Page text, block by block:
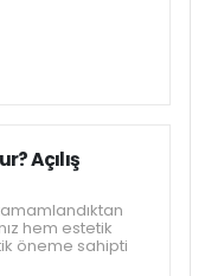
Açılış
hem estetik
öneme sahipti